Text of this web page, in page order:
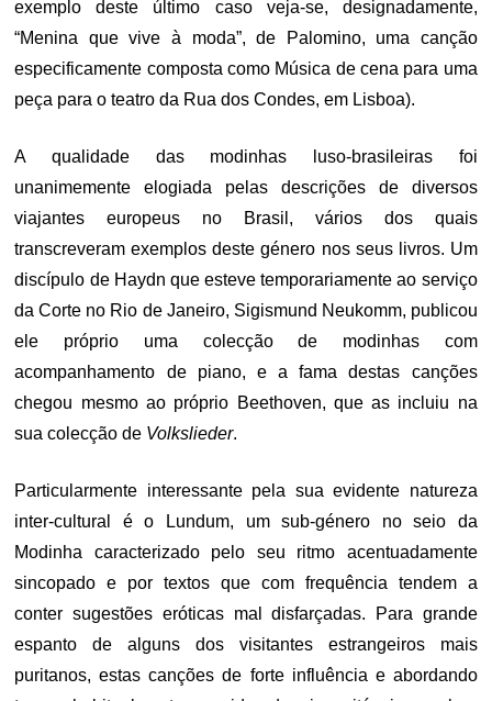
exemplo deste último caso veja-se, designadamente,
“Menina que vive à moda”, de Palomino, uma canção
especificamente composta como Música de cena para uma
peça para o teatro da Rua dos Condes, em Lisboa).
A qualidade das modinhas luso-brasileiras foi
unanimemente elogiada pelas descrições de diversos
viajantes europeus no Brasil, vários dos quais
transcreveram exemplos deste género nos seus livros. Um
discípulo de Haydn que esteve temporariamente ao serviço
da Corte no Rio de Janeiro, Sigismund Neukomm, publicou
ele próprio uma colecção de modinhas com
acompanhamento de piano, e a fama destas canções
chegou mesmo ao próprio Beethoven, que as incluiu na
sua colecção de Volkslieder.
Particularmente interessante pela sua evidente natureza
inter-cultural é o Lundum, um sub-género no seio da
Modinha caracterizado pelo seu ritmo acentuadamente
sincopado e por textos que com frequência tendem a
conter sugestões eróticas mal disfarçadas. Para grande
espanto de alguns dos visitantes estrangeiros mais
puritanos, estas canções de forte influência e abordando